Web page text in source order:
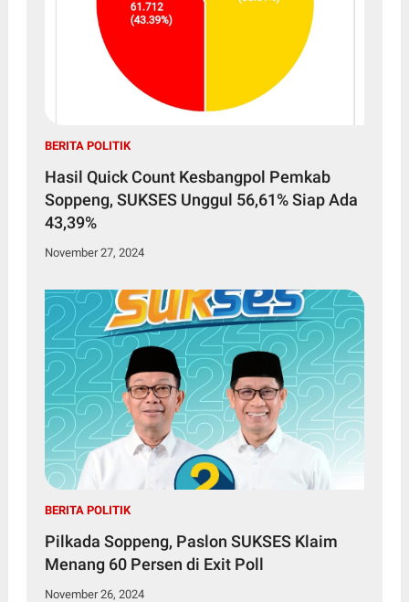
BERITA POLITIK
Hasil Quick Count Kesbangpol Pemkab
Soppeng, SUKSES Unggul 56,61% Siap Ada
43,39%
November 27, 2024
BERITA POLITIK
Pilkada Soppeng, Paslon SUKSES Klaim
Menang 60 Persen di Exit Poll
November 26, 2024